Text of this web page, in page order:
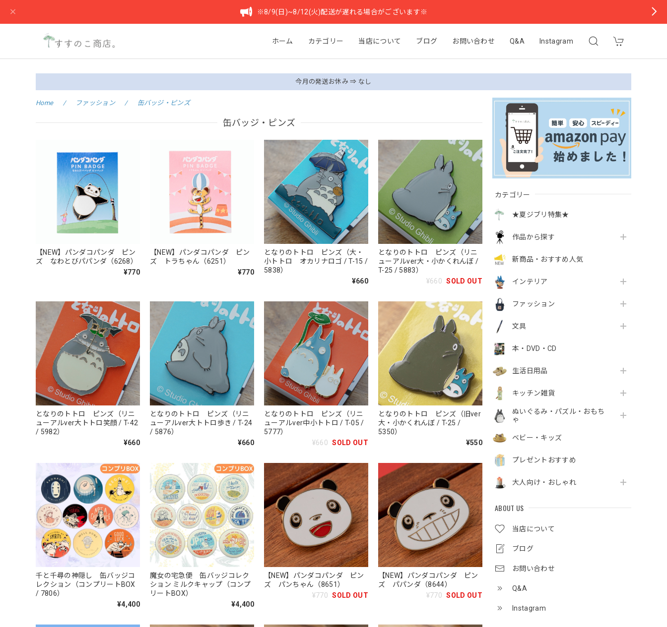
※8/9(日)~8/12(火)配送が遅れる場合がございます※
ホーム カテゴリー 当店について ブログ お問い合わせ Q&A Instagram
今月の発送お休み ⇒ なし
カテゴリー
★夏ジブリ特集★
作品から探す
新商品・おすすめ人気
インテリア
ファッション
文具
本・DVD・CD
生活日用品
キッチン雑貨
ぬいぐるみ・パズル・おもち
ゃ
ベビー・キッズ
プレゼントおすすめ
大人向け・おしゃれ
ABOUT US
当店について
ブログ
お問い合わせ
Q&A
Instagram
Home ファッション 缶バッジ・ピンズ
缶バッジ・ピンズ
【NEW】パンダコパンダ ピン
ズ なわとびパパンダ（6268）
¥770
【NEW】パンダコパンダ ピン
ズ トラちゃん（6251）
¥770
となりのトトロ ピンズ（大・
小トトロ オカリナロゴ / T-15 /
5838）
¥660
となりのトトロ ピンズ（リニ
ューアルver大・小かくれんぼ /
T-25 / 5883）
¥660 SOLD OUT
となりのトトロ ピンズ（リニ
ューアルver大トトロ笑顔 / T-42
/ 5982）
¥660
となりのトトロ ピンズ（リニ
ューアルver大トトロ歩き / T-24
/ 5876）
¥660
となりのトトロ ピンズ（リニ
ューアルver中小トトロ / T-05 /
5777）
¥660 SOLD OUT
となりのトトロ ピンズ（旧ver
大・小かくれんぼ / T-25 /
5350）
¥550
千と千尋の神隠し 缶バッジコ
レクション（コンプリートBOX
/ 7806）
¥4,400
魔女の宅急便 缶バッジコレク
ション ミルクキャップ（コンプ
リートBOX）
¥4,400
【NEW】パンダコパンダ ピン
ズ パンちゃん（8651）
¥770 SOLD OUT
【NEW】パンダコパンダ ピン
ズ パパンダ（8644）
¥770 SOLD OUT